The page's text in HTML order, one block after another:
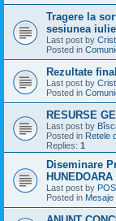
Tragere la
sesiunea
Last post by
Posted in
Rezultate
Last post by
Posted in
RESURSE
Last post by
Posted in Retele
Replies: 1
Diseminare
HUNEDOARA
Last post by
Posted in